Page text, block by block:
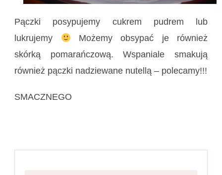
Pączki posypujemy cukrem pudrem lub
lukrujemy
Możemy obsypać je również
skórką pomarańczową. Wspaniale smakują
również pączki nadziewane nutellą – polecamy!!!
SMACZNEGO